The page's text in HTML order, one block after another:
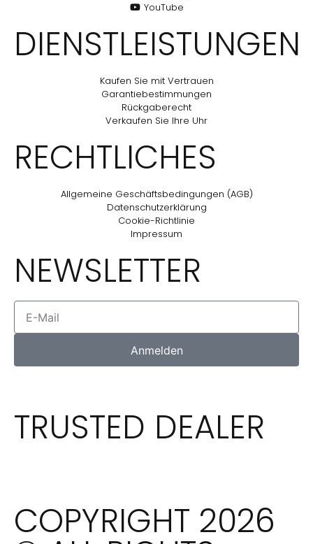
YouTube
DIENSTLEISTUNGEN
Kaufen Sie mit Vertrauen
Garantiebestimmungen
Rückgaberecht
Verkaufen Sie Ihre Uhr
RECHTLICHES
Allgemeine Geschäftsbedingungen (AGB)
Datenschutzerklärung
Cookie-Richtlinie
Impressum
NEWSLETTER
Anmelden
TRUSTED DEALER
COPYRIGHT 2026